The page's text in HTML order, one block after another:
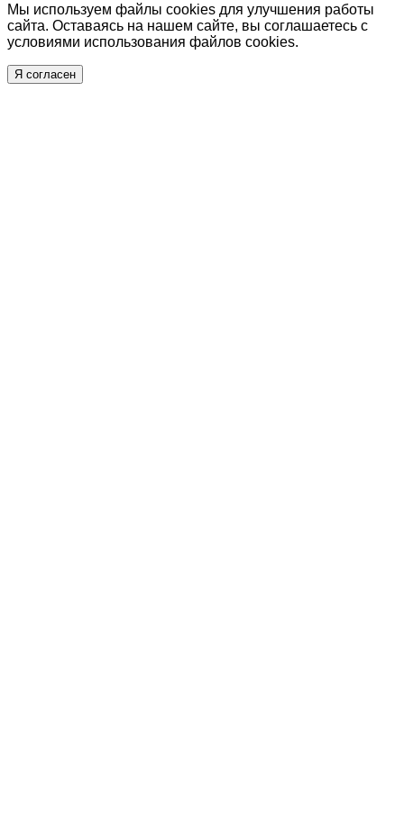
Мы используем файлы cookies для улучшения работы
сайта. Оставаясь на нашем сайте, вы соглашаетесь с
условиями использования файлов cookies.
Я согласен